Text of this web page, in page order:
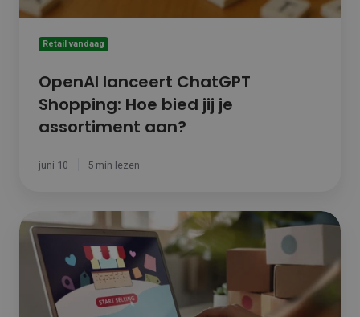
aan?
Retail vandaag
OpenAI lanceert ChatGPT
Shopping: Hoe bied jij je
assortiment aan?
juni 10 5 min lezen
Wil
meer
halen